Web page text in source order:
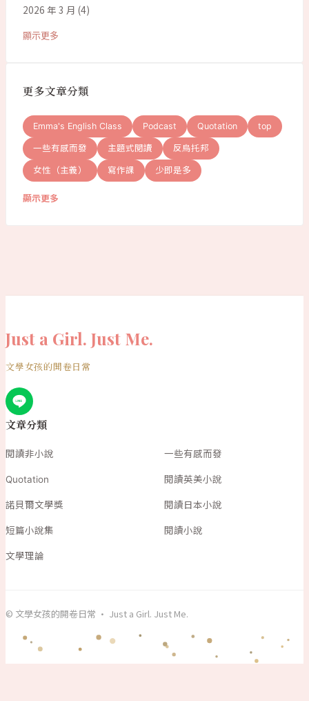
2026 年 3 月 (4)
顯示更多
更多文章分類
Emma's English Class Podcast Quotation top
一些有感而發 主題式閱讀 反烏托邦
女性（主義） 寫作課 少即是多
顯示更多
Just a Girl. Just Me.
文學女孩的開卷日常
文章分類
閱讀非小說 一些有感而發
Quotation 閱讀英美小說
諾貝爾文學獎 閱讀日本小說
短篇小說集 閱讀小說
文學理論
© 文學女孩的開卷日常 · Just a Girl. Just Me.